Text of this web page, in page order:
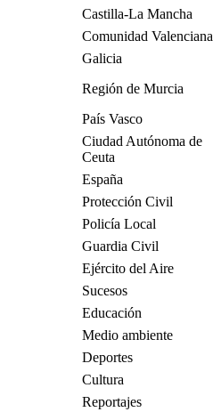
Castilla-La Mancha
Comunidad Valenciana
Galicia
Región de Murcia
País Vasco
Ciudad Autónoma de
Ceuta
España
Protección Civil
Policía Local
Guardia Civil
Ejército del Aire
Sucesos
Educación
Medio ambiente
Deportes
Cultura
Reportajes